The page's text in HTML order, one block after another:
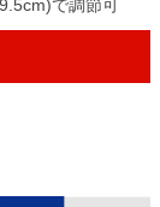
で調節可